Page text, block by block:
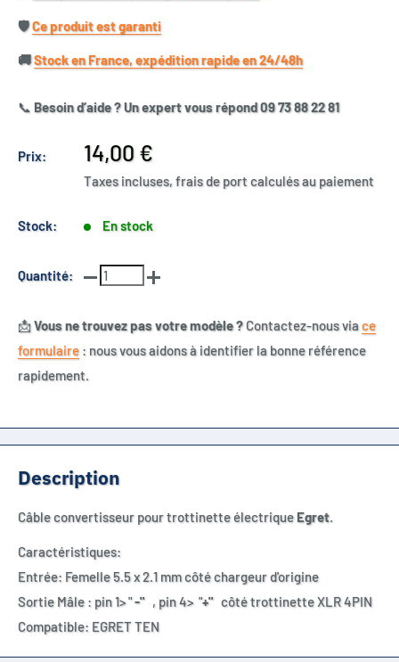
🛡️​Ce produit est garanti
🚚​Stock en France, expédition rapide en 24/48h
📞 Besoin d’aide ? Un expert vous répond 09 73 88 22 81
Prix:
Prix
réduit
14,00 €
Taxes incluses, frais de port calculés au paiement
Stock: En stock
Quantité:
📩Vous ne trouvez pas votre modèle ?Contactez-nous viace
formulaire : nous vous aidons à identifier la bonne référence
rapidement.
Description
Câble convertisseur pour trottinette électrique Egret.
Caractéristiques:
Entrée: Femelle 5.5 x 2.1 mm côté chargeur d'origine
Sortie Mâle : pin 1> "-", pin 4> "+"côté trottinette XLR 4PIN
Compatible: EGRET TEN